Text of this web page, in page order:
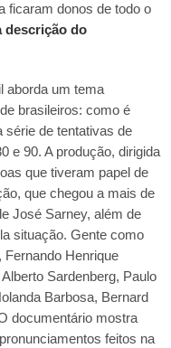
ficaram donos de todo o
descrição do
aborda um tema
brasileiros: como é
série de tentativas de
e 90. A produção, dirigida
que tiveram papel de
que chegou a mais de
José Sarney, além de
situação. Gente como
Henrique
Sardenberg, Paulo
Barbosa, Bernard
documentário mostra
feitos na